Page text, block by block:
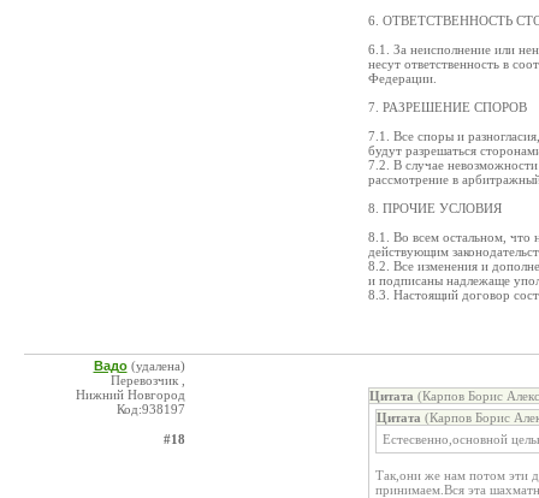
6. ОТВЕТСТВЕННОСТЬ
6.1. За неисполнение или
несут ответственность в
Федерации.
7. РАЗРЕШЕНИЕ СПОРОВ
7.1. Все споры и
будут разрешаться
7.2. В случае
рассмотрение в
8. ПРОЧИЕ УСЛОВИЯ
8.1. Во всем остальном, что
действующим
8.2. Все изменения и
и подписаны надлежаще
8.3. Настоящий договор
Вадо (удалена)
Перевозчик ,
Нижний Новгород
Код:938197
#18
Цитата (Карпов Борис
Цитата (Карпов Борис
Естесвенно,основной
Так,они же нам потом эти
принимаем.Вся эта